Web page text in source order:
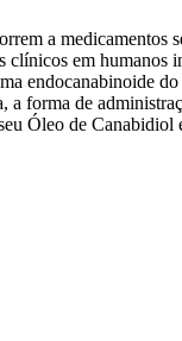
a medicamentos
clínicos em
endocanabinoide
forma de
Óleo de Canabidiol